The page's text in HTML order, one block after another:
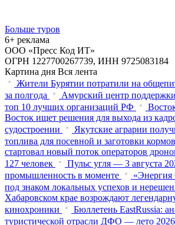
Больше туров
6+ реклама
ООО «Пресс Код ИТ»
ОГРН 1227700267739, ИНН 9725083184
Картина дня Вся лента
Жители Бурятии потратили на
за полгода
Амурский центр
топ 10 лучших организаций РФ
Восток ищет решения для выхода из
судостроении
Якутские аграрии
топлива для посевной и заготовки кормов
стартовал новый поток операторов
127 человек
Пульс угля — 3 августа
промышленность в моменте
под знаком локальных успехов и
Хабаровском крае возрождают
кинохроники
Бюллетень EastRussia:
туристической отрасли ДФО — лето 2026